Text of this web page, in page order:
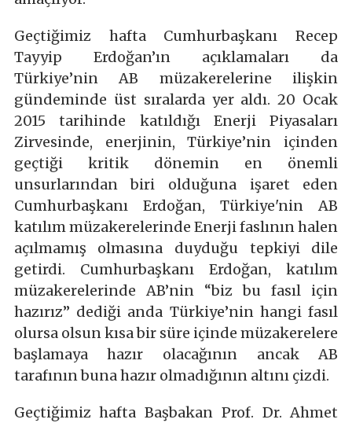
Geçtiğimiz hafta Cumhurbaşkanı Recep
Tayyip Erdoğan’ın açıklamaları da
Türkiye’nin AB müzakerelerine ilişkin
gündeminde üst sıralarda yer aldı. 20 Ocak
2015 tarihinde katıldığı Enerji Piyasaları
Zirvesinde, enerjinin, Türkiye’nin içinden
geçtiği kritik dönemin en önemli
unsurlarından biri olduğuna işaret eden
Cumhurbaşkanı Erdoğan, Türkiye'nin AB
katılım müzakerelerinde Enerji faslının halen
açılmamış olmasına duyduğu tepkiyi dile
getirdi. Cumhurbaşkanı Erdoğan, katılım
müzakerelerinde AB’nin “biz bu fasıl için
hazırız” dediği anda Türkiye’nin hangi fasıl
olursa olsun kısa bir süre içinde müzakerelere
başlamaya hazır olacağının ancak AB
tarafının buna hazır olmadığının altını çizdi.
Geçtiğimiz hafta Başbakan Prof. Dr. Ahmet